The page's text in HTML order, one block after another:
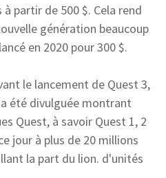
partir de 500 $. Cela rend
génération beaucoup
en 2020 pour 300 $.
le lancement de Quest 3,
été divulguée montrant
Quest, à savoir Quest 1, 2
jour à plus de 20 millions
la part du lion. d'unités